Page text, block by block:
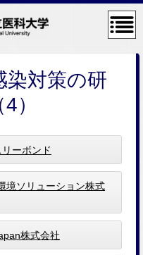
コン
テン
ニュ
染対策の研
）
ーボンド
ソリューション株式
株式会社